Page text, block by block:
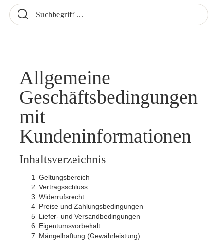
Allgemeine
Geschäftsbedingungen
mit
Kundeninformationen
Inhaltsverzeichnis
Geltungsbereich
Vertragsschluss
Widerrufsrecht
Preise und Zahlungsbedingungen
Liefer- und Versandbedingungen
Eigentumsvorbehalt
Mängelhaftung (Gewährleistung)